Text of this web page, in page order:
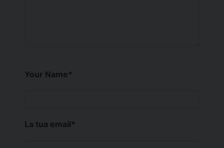
Your Name*
La tua email*